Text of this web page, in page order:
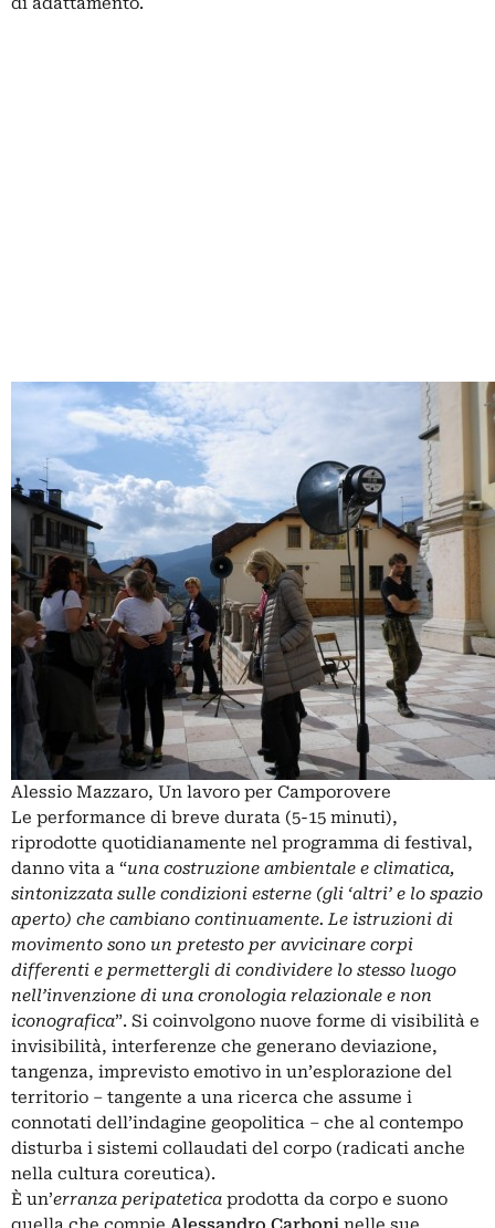
Alessio Mazzaro, Un lavoro per Camporovere
Le performance di breve durata (5-15 minuti),
riprodotte quotidianamente nel programma di festival,
danno vita a “una costruzione ambientale e climatica,
sintonizzata sulle condizioni esterne (gli ‘altri’ e lo spazio
aperto) che cambiano continuamente. Le istruzioni di
movimento sono un pretesto per avvicinare corpi
differenti e permettergli di condividere lo stesso luogo
nell’invenzione di una cronologia relazionale e non
iconografica”. Si coinvolgono nuove forme di visibilità e
invisibilità, interferenze che generano deviazione,
tangenza, imprevisto emotivo in un’esplorazione del
territorio – tangente a una ricerca che assume i
connotati dell’indagine geopolitica – che al contempo
disturba i sistemi collaudati del corpo (radicati anche
nella cultura coreutica).
È un’erranza peripatetica prodotta da corpo e suono